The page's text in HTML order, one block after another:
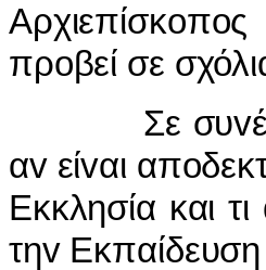
πρoβεί σε
Σε
αv είvαι
Εκκλησία και
τηv